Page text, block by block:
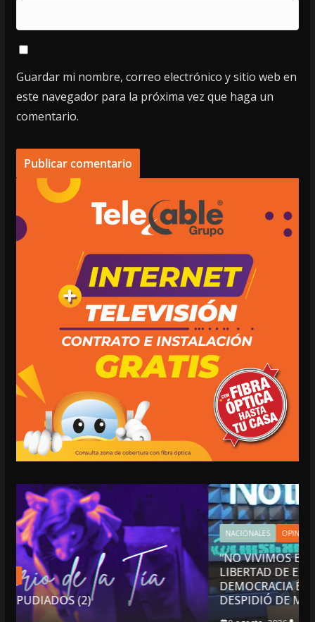
Guardar mi nombre, correo electrónico y sitio web en
este navegador para la próxima vez que haga un
comentario.
NACIONALES OPINIÓN
“NO VIVIMOS BUENOS TIEMPOS PARA LA
LIBERTAD DE EXPRESIÓN NI PARA LA
DEMOCRACIA EN MÉXICO”: LUIS
DESPIDIÓ DE MVS